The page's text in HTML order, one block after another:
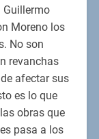
Moreno los
No son
revanchas
afectar sus
es lo que
obras que
pasa a los